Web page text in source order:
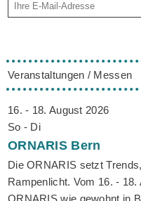
Veranstaltungen / Messen
16. - 18. August 2026
So - Di
ORNARIS Bern
Die ORNARIS setzt
Rampenlicht. Vom 16. - 18.